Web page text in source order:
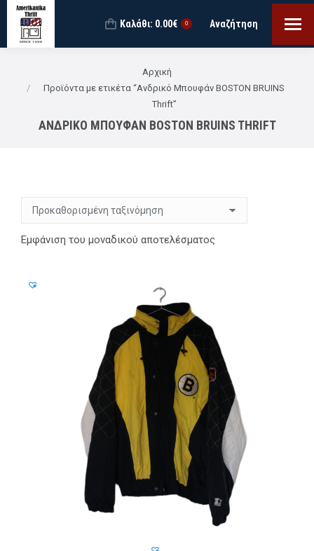
Καλάθι: 0.00€ 0 Search:
Αναζήτηση
Αρχική
Προϊόντα με ετικέτα “Ανδρικό Μπουφάν BOSTON BRUINS
Thrift”
ΑΝΔΡΙΚΌ ΜΠΟΥΦΆΝ BOSTON BRUINS THRIFT
Εμφάνιση του μοναδικού αποτελέσματος